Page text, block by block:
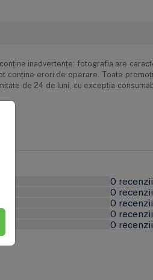
inadvertenţe: fotografia are
conţine erori de operare. Toate
de 24 de luni, cu excepția
0 recenzii
0 recenzii
0 recenzii
0 recenzii
0 recenzii